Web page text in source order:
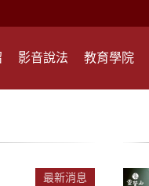
影音說法 教育學院
最新消息